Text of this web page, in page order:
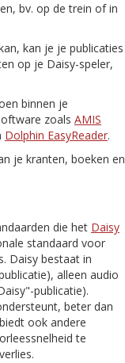
bv. op de trein of in
kan je je publicaties
op je Daisy-speler,
binnen je
zoals AMIS
Dolphin EasyReader.
je kranten, boeken en
die het Daisy
standaard voor
Daisy bestaat in
alleen audio
publicatie).
beter dan
ook andere
te